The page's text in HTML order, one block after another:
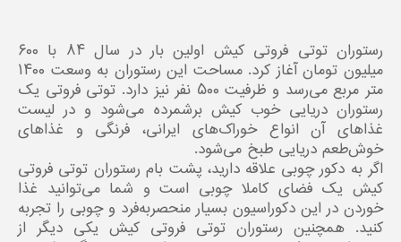
رستوران توتی فروتی کیش اولین بار در سال ۸۴ با ۶۰۰
میلیون تومان آغاز کرد. مساحت این رستوران به وسعت ۱۴۰۰
متر مربع می‌رسد و ظرفیت ۵۰۰ نفر نیز دارد. توتی فروتی یک
رستوران دریایی خوب کیش برشمرده می‌شود و در لیست
غذاهای آن انواع خوراک‌های ایرانی، فرنگی و غذاهای
خوش‌طعم دریایی طبخ می‌شود.
اگر به دکور چوبی علاقه‌ دارید، پشت بام رستوران توتی فروتی
کیش یک فضای کاملا چوبی است و شما می‌توانید غذا
خوردن در این دکوراسیون بسیار منحصربه‌فرد و چوبی را تجربه
کنید. همچنین رستوران توتی فروتی کیش یکی دیگر از